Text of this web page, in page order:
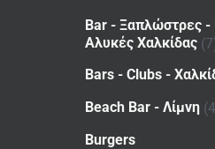
Bar - Ξαπλώστρες -
Αλυκές Χαλκίδας
Bars - Clubs -
Beach Bar - Λίμνη
Burgers